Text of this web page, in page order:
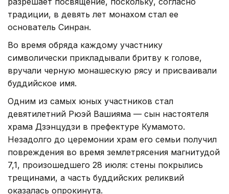
традиции, в девять лет монахом стал ее
основатель Синран.
Во время обряда каждому участнику
символически прикладывали бритву к голове,
вручали черную монашескую рясу и присваивали
буддийское имя.
Одним из самых юных участников стал
девятилетний Рюэй Вашияма — сын настоятеля
храма Дзэнцудзи в префектуре Кумамото.
Незадолго до церемонии храм его семьи получил
повреждения во время землетрясения магнитудой
7,1, произошедшего 28 июля: стены покрылись
трещинами, а часть буддийских реликвий
оказалась опрокинута.